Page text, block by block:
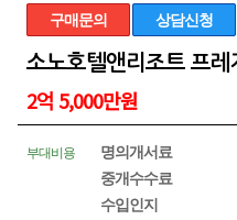
구매문의 상담신청
소노호텔앤리조트 프레
2억 5,000만원
부대비용
명의개서료
중개수수료
수입인지